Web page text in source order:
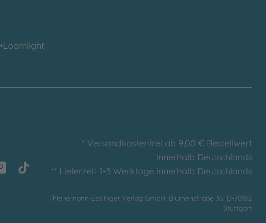
•Loomlight
* Versandkostenfrei ab 9,00 € Bestellwert
innerhalb Deutschlands
** Lieferzeit 1-3 Werktage innerhalb Deutschlands
Thienemann-Esslinger Verlag GmbH, Blumenstraße 36, D-70182
Stuttgart